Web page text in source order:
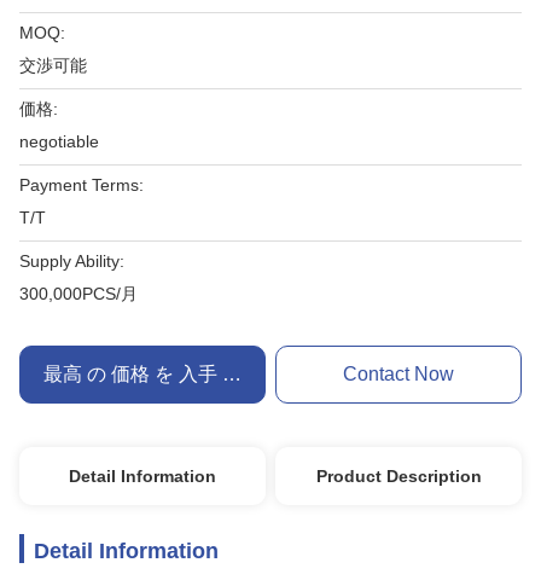
MOQ:
交渉可能
価格:
negotiable
Payment Terms:
T/T
Supply Ability:
300,000PCS/月
最高 の 価格 を 入手 する Contact Now
Detail Information Product Description
Detail Information